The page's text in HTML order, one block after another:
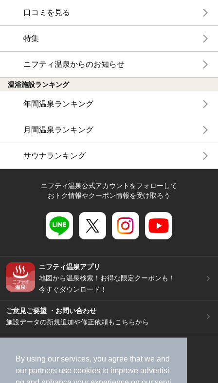
By using our services, you agree that we and
our partners use cookies to improve advertisi
口コミを見る
特集
ニフティ温泉からのお知らせ
温浴施設ランキング
年間温泉ランキング
月間温泉ランキング
サウナランキング
ニフティ温泉公式アカウントをフォローして
おトク情報やクーポン情報を受け取ろう
ニフティ温泉アプリ
地図から温泉検索！お得な限定クーポンも！
今すぐダウンロード！
ご意見ご要望 ・お問い合わせ
施設データの新規追加や修正依頼もこちらから
加盟店募集（資料請求）
広告出稿のご案内
利用規約
ライフスタイルMEMBERS+規約